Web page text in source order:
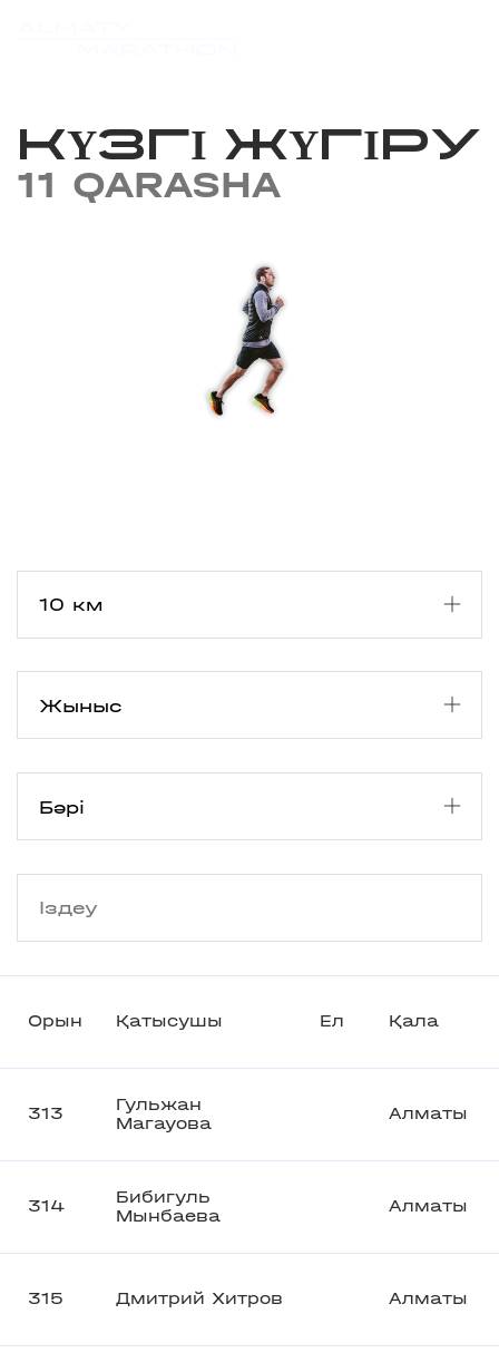
КҮЗГІ ЖҮГІРУ
11 QARASHA
Орын Қатысушы Ел Қала
313
Гульжан
Магауова
Алматы
314
Бибигуль
Мынбаева
Алматы
315 Дмитрий Хитров Алматы